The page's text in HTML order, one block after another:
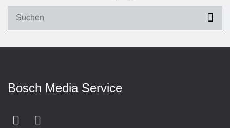
Bosch Media Service